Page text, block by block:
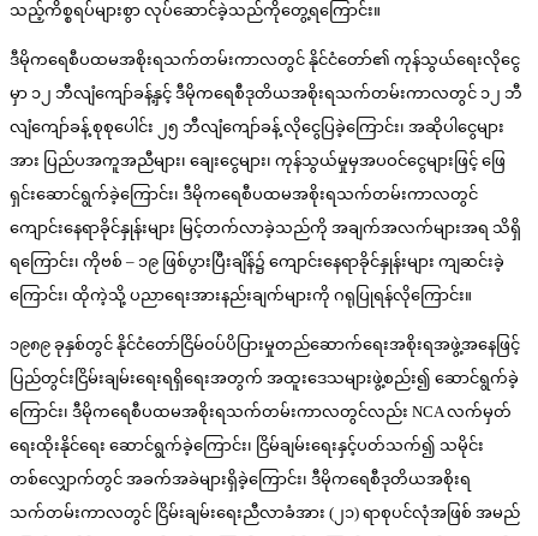
သည့်ကိစ္စရပ်များစွာ လုပ်ဆောင်ခဲ့သည်ကိုတွေ့ရကြောင်း။
ဒီမိုကရေစီပထမအစိုးရသက်တမ်းကာလတွင် နိုင်ငံတော်၏ ကုန်သွယ်ရေးလိုငွေ
မှာ ၁၂ ဘီလျံကျော်ခန့်နှင့် ဒီမိုကရေစီဒုတိယအစိုးရသက်တမ်းကာလတွင် ၁၂ ဘီ
လျံကျော်ခန့် စုစုပေါင်း ၂၅ ဘီလျံကျော်ခန့် လိုငွေပြခဲ့ကြောင်း၊ အဆိုပါငွေများ
အား ပြည်ပအကူအညီများ၊ ချေးငွေများ၊ ကုန်သွယ်မှုမှအပဝင်ငွေများဖြင့် ဖြေ
ရှင်းဆောင်ရွက်ခဲ့ကြောင်း၊ ဒီမိုကရေစီပထမအစိုးရသက်တမ်းကာလတွင်
ကျောင်းနေရာခိုင်နှုန်းများ မြင့်တက်လာခဲ့သည်ကို အချက်အလက်များအရ သိရှိ
ရကြောင်း၊ ကိုဗစ် – ၁၉ ဖြစ်ပွားပြီးချိန်၌ ကျောင်းနေရာခိုင်နှုန်းများ ကျဆင်းခဲ့
ကြောင်း၊ ထိုကဲ့သို့ ပညာရေးအားနည်းချက်များကို ဂရုပြုရန်လိုကြောင်း။
၁၉၈၉ ခုနှစ်တွင် နိုင်ငံတော်ငြိမ်ဝပ်ပိပြားမှုတည်ဆောက်ရေးအစိုးရအဖွဲ့အနေဖြင့်
ပြည်တွင်းငြိမ်းချမ်းရေးရရှိရေးအတွက် အထူးဒေသများဖွဲ့စည်း၍ ဆောင်ရွက်ခဲ့
ကြောင်း၊ ဒီမိုကရေစီပထမအစိုးရသက်တမ်းကာလတွင်လည်း NCA လက်မှတ်
ရေးထိုးနိုင်ရေး ဆောင်ရွက်ခဲ့ကြောင်း၊ ငြိမ်ချမ်းရေးနှင့်ပတ်သက်၍ သမိုင်း
တစ်လျှောက်တွင် အခက်အခဲများရှိခဲ့ကြောင်း၊ ဒီမိုကရေစီဒုတိယအစိုးရ
သက်တမ်းကာလတွင် ငြိမ်းချမ်းရေးညီလာခံအား (၂၁) ရာစုပင်လုံအဖြစ် အမည်